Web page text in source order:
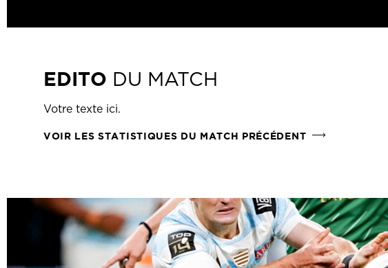
EDITO DU MATCH
Votre texte ici.
VOIR LES STATISTIQUES DU MATCH PRÉCÉDENT